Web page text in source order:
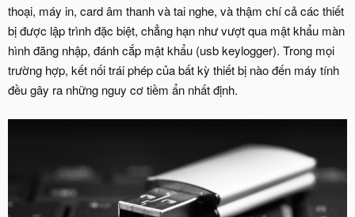
thoại, máy in, card âm thanh và tai nghe, và thậm chí cả các thiết
bị được lập trình đặc biệt, chẳng hạn như vượt qua mật khẩu màn
hình đăng nhập, đánh cắp mật khẩu (usb keylogger). Trong mọi
trường hợp, kết nối trái phép của bất kỳ thiết bị nào đến máy tính
đều gây ra những nguy cơ tiềm ẩn nhất định.